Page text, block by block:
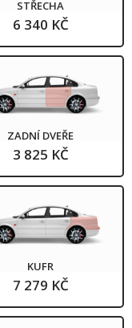
STŘECHA
6 340 KČ
ZADNÍ DVEŘE
3 825 KČ
KUFR
7 279 KČ